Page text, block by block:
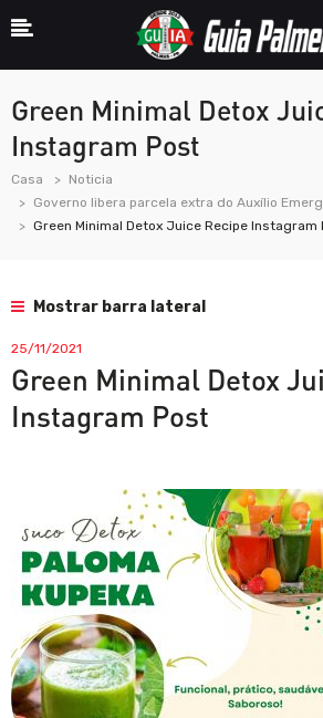
Green Minimal Detox
Instagram Post
Casa
Noticia
Governo libera parcela extra do Auxílio
Green Minimal Detox Juice Recipe Instagram
Mostrar barra lateral
25/11/2021
Green Minimal Detox
Instagram Post